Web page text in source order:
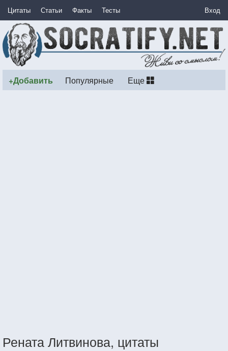
Цитаты Статьи Факты Тесты Вход
+Добавить Популярные Еще
Рената Литвинова, цитаты